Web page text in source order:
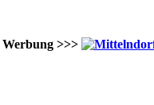
Werbung >>>